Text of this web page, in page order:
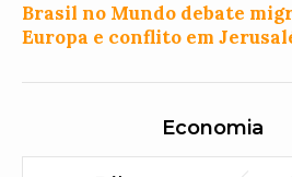
Brasil no Mundo debate
Europa e conflito em
Economia